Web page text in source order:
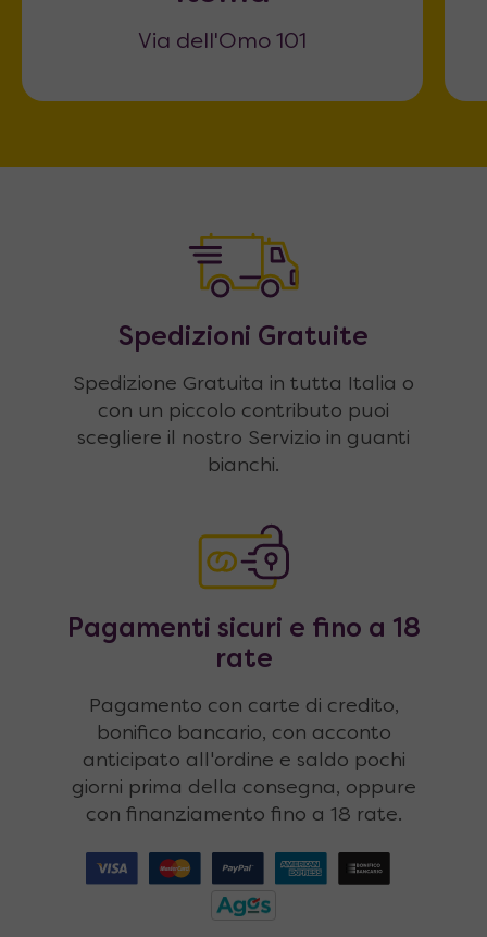
Via dell'Omo 101
Spedizioni Gratuite
Spedizione Gratuita in tutta Italia o
con un piccolo contributo puoi
scegliere il nostro Servizio in guanti
bianchi.
Pagamenti sicuri e fino a 18
rate
Pagamento con carte di credito,
bonifico bancario, con acconto
anticipato all'ordine e saldo pochi
giorni prima della consegna, oppure
con finanziamento fino a 18 rate.